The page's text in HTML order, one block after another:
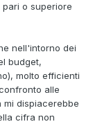
o superiore
nell'intorno dei
budget,
molto efficienti
alle
mi dispiacerebbe
cifra non